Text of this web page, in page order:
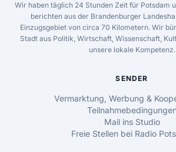
Wir haben täglich 24 Stunden Zeit für Potsdam
berichten aus der Brandenburger
Einzugsgebiet von circa 70 Kilometern. Wir
Stadt aus Politik, Wirtschaft, Wissenschaft,
unsere lokale Kompetenz.
SENDER
Vermarktung, Werbung &
Mail ins Studio
Freie Stellen bei Radio